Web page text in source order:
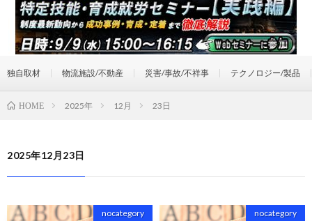
独自取材 物流施設/不動産 災害/事故/不祥事 テクノロジー/製品
HOME 2025年 12月 23日
2025年12月23日
nocategory nocategory